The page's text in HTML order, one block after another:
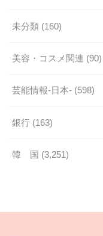
未分類 (160)
美容・コスメ関連 (90)
芸能情報-日本- (598)
銀行 (163)
韓 国 (3,251)